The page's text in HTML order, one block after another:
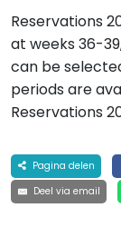
Reservations
at weeks 36-
can be
periods are
Reservations
Pagina delen
Deel via email